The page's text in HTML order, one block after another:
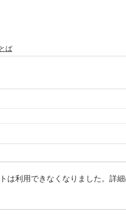
ば
は利用できなくなりました。詳